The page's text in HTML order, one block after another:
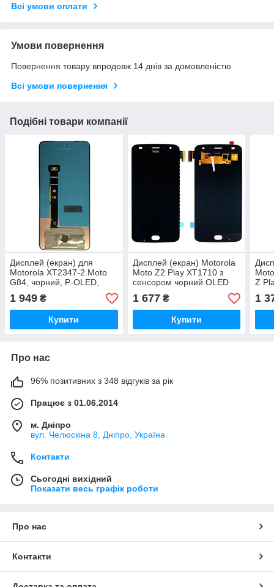
Всі умови оплати
Умови повернення
Повернення товару впродовж 14 днів за домовленістю
Всі умови повернення
Подібні товари компанії
Дисплей (екран) для
Motorola XT2347-2 Moto
G84, чорний, P-OLED,
оригінал PRC
1 949 ₴
Купити
Дисплей (екран) Motorola
Moto Z2 Play XT1710 з
сенсором чорний OLED
1 677₴
Купити
Z
1
Про нас
96% позитивних з 348 відгуків за рік
Працює з 01.06.2014
м. Дніпро
вул. Челюскіна 8, Дніпро, Україна
Контакти
Сьогодні вихідний
Показати весь графік роботи
Про нас
Контакти